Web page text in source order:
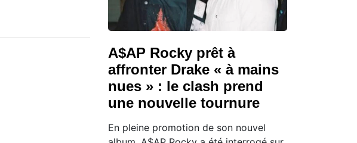
A$AP Rocky prêt à
affronter Drake « à mains
nues » : le clash prend
une nouvelle tournure
En pleine promotion de son nouvel